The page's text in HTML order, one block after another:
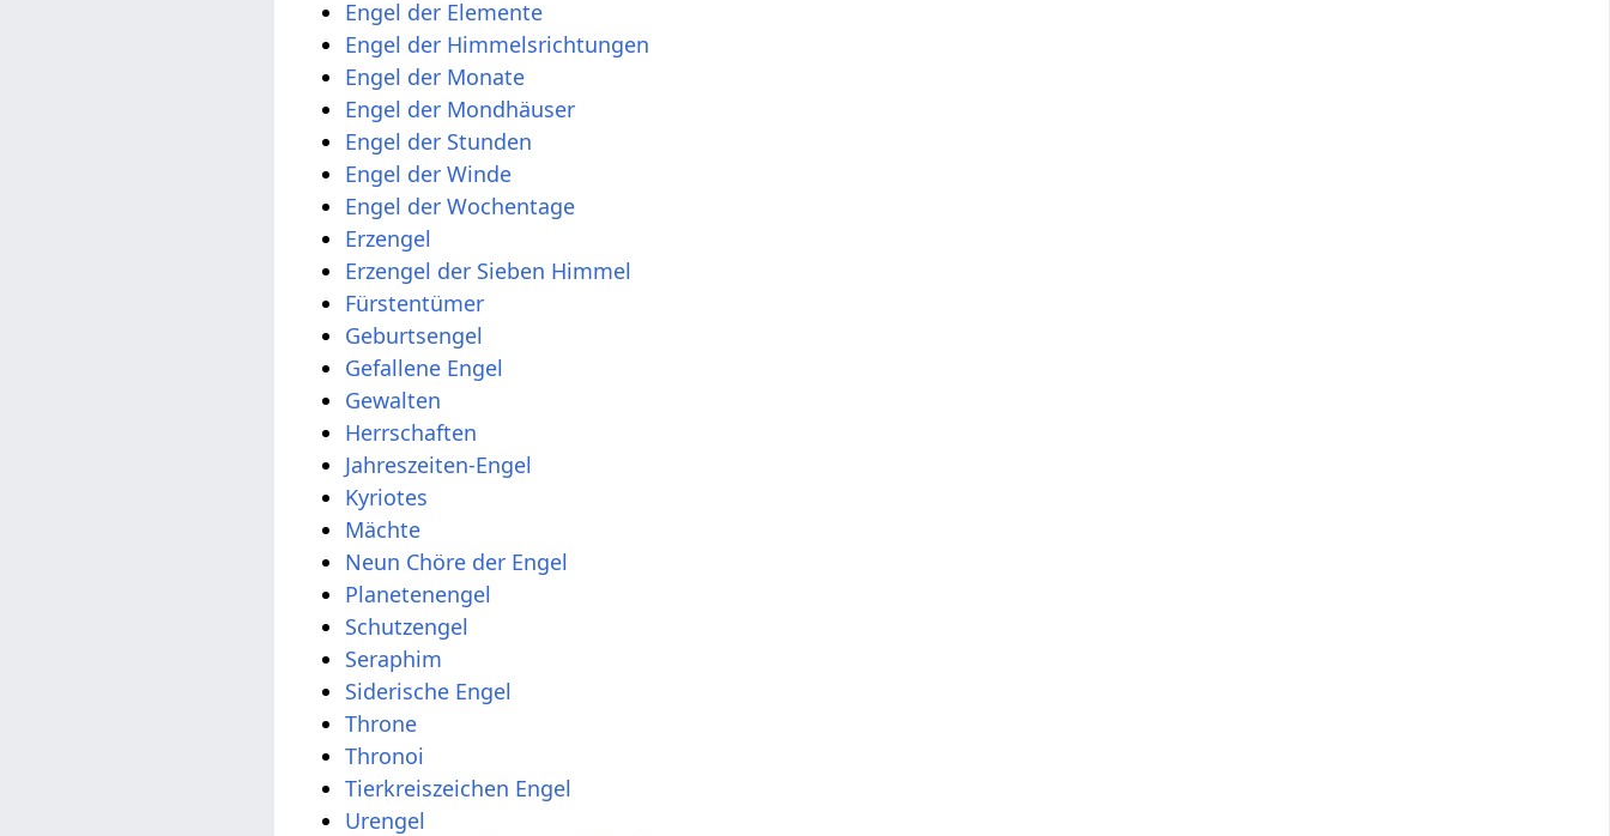
Engel der Elemente
Engel der Himmelsrichtungen
Engel der Monate
Engel der Mondhäuser
Engel der Stunden
Engel der Winde
Engel der Wochentage
Erzengel
Erzengel der Sieben Himmel
Fürstentümer
Geburtsengel
Gefallene Engel
Gewalten
Herrschaften
Jahreszeiten-Engel
Kyriotes
Mächte
Neun Chöre der Engel
Planetenengel
Schutzengel
Seraphim
Siderische Engel
Throne
Thronoi
Tierkreiszeichen Engel
Urengel